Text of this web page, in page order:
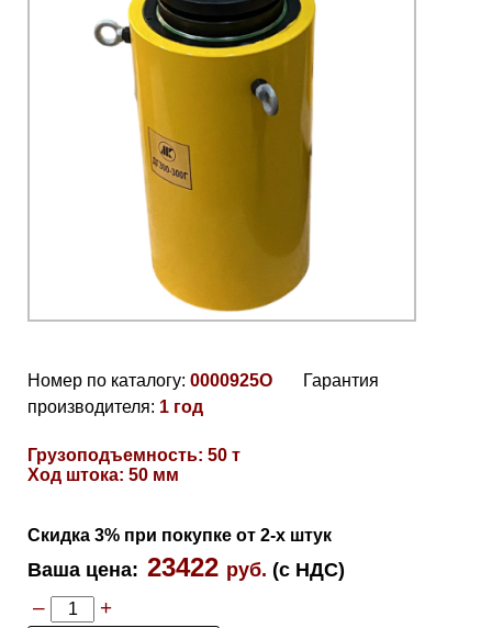
Номер по каталогу: 0000925О
Гарантия
производителя: 1 год
Грузоподъемность: 50 т
Ход штока: 50 мм
Скидка 3% при покупке от 2-х штук
Ваша цена: 23422 руб.(с НДС)
– +